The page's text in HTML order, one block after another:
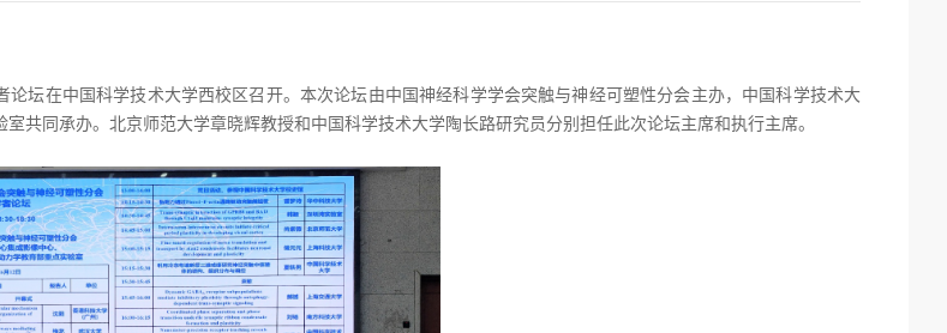
坛在中国科学技术大学西校区召开。本次论坛由中国神经科学学会突触与神经可塑性分会主办，中国科学技术大
共同承办。北京师范大学章晓辉教授和中国科学技术大学陶长路研究员分别担任此次论坛主席和执行主席。